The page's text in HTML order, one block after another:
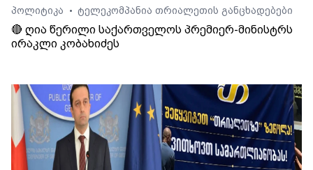
პოლიტიკა
• ტელეკომპანია თრიალეთის განცხადებები
🔴 ღია წერილი საქართველოს პრემიერ-მინისტრს
ირაკლი კობახიძეს